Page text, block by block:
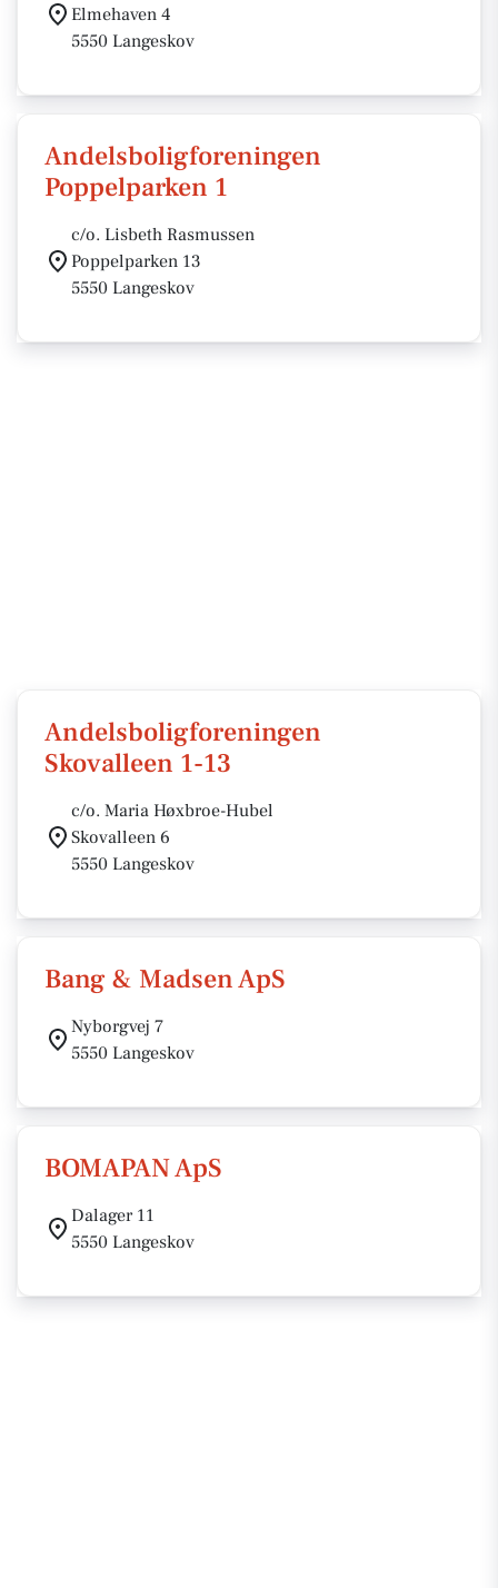
Elmehaven 4
5550 Langeskov
Andelsboligforeningen
Poppelparken 1
c/o. Lisbeth Rasmussen
Poppelparken 13
5550 Langeskov
Andelsboligforeningen
Skovalleen 1-13
c/o. Maria Høxbroe-Hubel
Skovalleen 6
5550 Langeskov
Bang & Madsen ApS
Nyborgvej 7
5550 Langeskov
BOMAPAN ApS
Dalager 11
5550 Langeskov